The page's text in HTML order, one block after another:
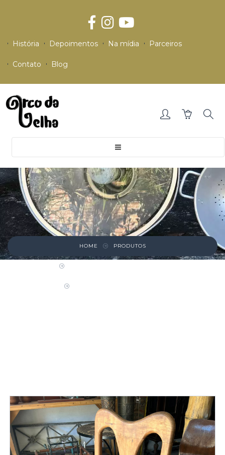
História Depoimentos Na mídia Parceiros
Contato Blog
HOME PRODUTOS